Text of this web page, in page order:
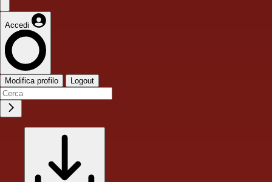
Accedi
Modifica profilo Logout